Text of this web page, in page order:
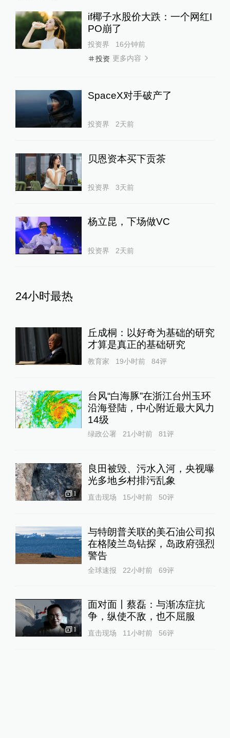
if椰子水股价大跌：一个网红I
PO崩了
投资界
16分钟前
投资 更多内容
SpaceX对手破产了
投资界 2天前
贝恩资本买下贡茶
投资界 3天前
杨立昆，下场做VC
投资界 2天前
24小时最热
丘成桐：以好奇为基础的研究
才算是真正的基础研究
教育家 19小时前 84评
台风“白海豚”在浙江台州玉环
沿海登陆，中心附近最大风力
14级
绿政公署 21小时前 81评
1
良田被毁、污水入河，央视曝
光多地乡村排污乱象
直击现场 15小时前 50评
与特朗普关联的美石油公司拟
在格陵兰岛钻探，岛政府强烈
警告
全球速报 22小时前 69评
1
面对面丨蔡磊：与渐冻症抗
争，纵使不敌，也不屈服
直击现场 11小时前 56评